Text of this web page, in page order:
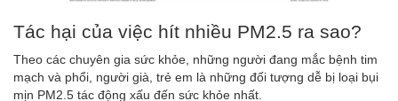
Tác hại của việc hít nhiều PM2.5 ra sao?
Theo các chuyên gia sức khỏe, những người đang mắc bệnh tim
mạch và phổi, người già, trẻ em là những đối tượng dễ bị loại bụi
mịn PM2.5 tác động xấu đến sức khỏe nhất.